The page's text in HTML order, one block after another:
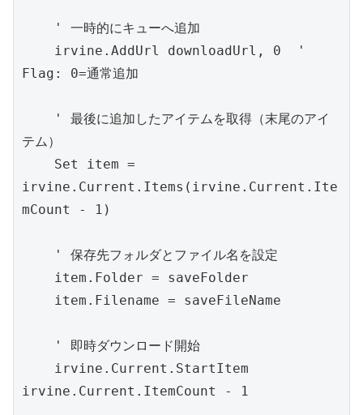
    ' 一時的にキューへ追加
Flag: 0=通常追加
テム）
irvine.Current.Items(irvine.Current.Ite
mCount - 1)
    ' 保存先フォルダとファイル名を設定
    item.Folder = saveFolder
    item.Filename = saveFileName
    ' 即時ダウンロード開始
irvine.Current.ItemCount - 1